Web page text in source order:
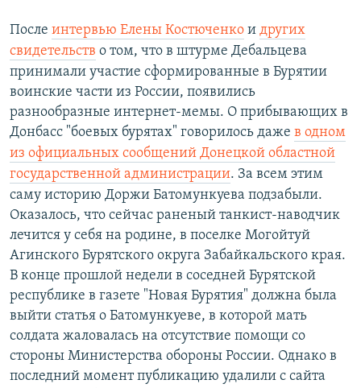
После интервью Елены Костюченко и других
свидетельств о том, что в штурме Дебальцева
принимали участие сформированные в Бурятии
воинские части из России, появились
разнообразные интернет-мемы. О прибывающих в
Донбасс "боевых бурятах" говорилось даже в одном
из официальных сообщений Донецкой областной
государственной администрации. За всем этим
саму историю Доржи Батомункуева подзабыли.
Оказалось, что сейчас раненый танкист-наводчик
лечится у себя на родине, в поселке Могойтуй
Агинского Бурятского округа Забайкальского края.
В конце прошлой недели в соседней Бурятской
республике в газете "Новая Бурятия" должна была
выйти статья о Батомункуеве, в которой мать
солдата жаловалась на отсутствие помощи со
стороны Министерства обороны России. Однако в
последний момент публикацию удалили с сайта